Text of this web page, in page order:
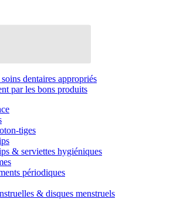
dentaires appropriés
par les bons produits
tiges
& serviettes hygiéniques
périodiques
& disques menstruels